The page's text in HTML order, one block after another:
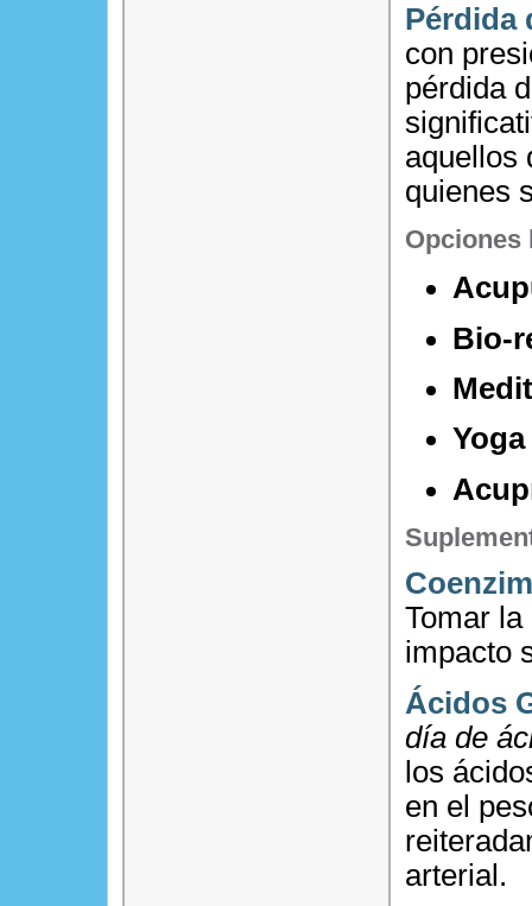
Pérdida
con
pérdida
aquellos
quienes
Opciones
Bio-
Yoga
Tomar
impacto
Ácidos
día de
los
en el
arterial.